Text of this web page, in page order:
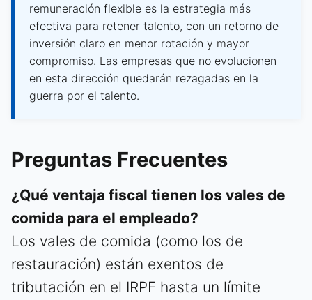
remuneración flexible es la estrategia más
efectiva para retener talento, con un retorno de
inversión claro en menor rotación y mayor
compromiso. Las empresas que no evolucionen
en esta dirección quedarán rezagadas en la
guerra por el talento.
Preguntas Frecuentes
¿Qué ventaja fiscal tienen los vales de
comida para el empleado?
Los vales de comida (como los de
restauración) están exentos de
tributación en el IRPF hasta un límite